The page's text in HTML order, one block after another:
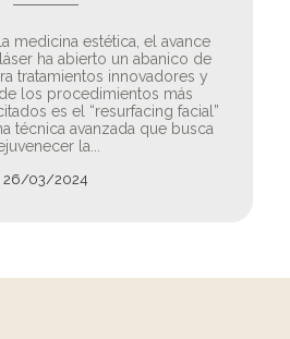
medicina estética, el avance
ha abierto un abanico de
tratamientos innovadores y
los procedimientos más
es el “resurfacing facial”
técnica avanzada que busca
la...
26/03/2024